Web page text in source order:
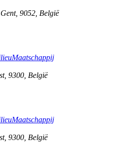
Gent, 9052 België
, 9300 België
, 9300 België